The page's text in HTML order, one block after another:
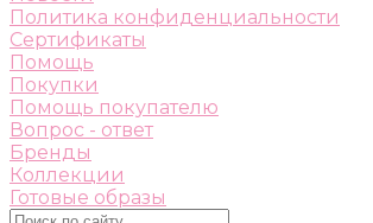
Политика конфиденциальности
Сертификаты
Помощь
Покупки
Помощь покупателю
Вопрос - ответ
Бренды
Коллекции
Готовые образы